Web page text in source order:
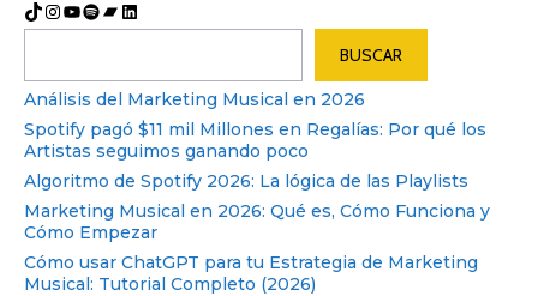
TikTok
Instagram
YouTube
Spotify
Bandcamp
LinkedIn
BUSCAR
Análisis del Marketing Musical en 2026
Spotify pagó $11 mil Millones en Regalías: Por qué los
Artistas seguimos ganando poco
Algoritmo de Spotify 2026: La lógica de las Playlists
Marketing Musical en 2026: Qué es, Cómo Funciona y
Cómo Empezar
Cómo usar ChatGPT para tu Estrategia de Marketing
Musical: Tutorial Completo (2026)